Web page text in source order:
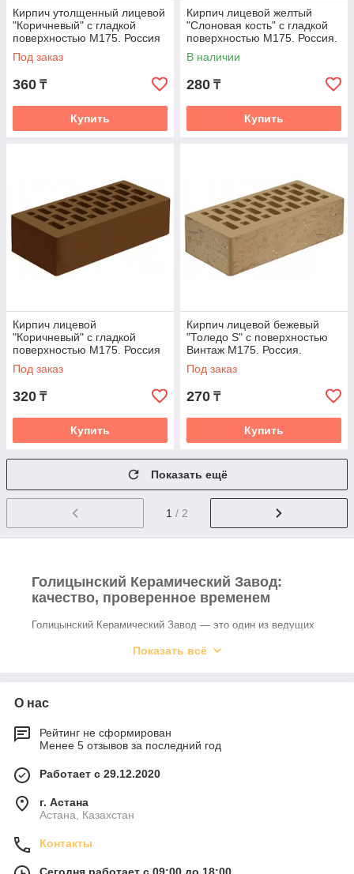
Кирпич утолщенный лицевой
"Коричневый" с гладкой
поверхностью М175. Россия
Под заказ
360 ₸
Купить
Кирпич лицевой желтый
"Слоновая кость" с гладкой
поверхностью М175. Россия.
В наличии
280 ₸
Купить
Кирпич лицевой
"Коричневый" с гладкой
поверхностью М175. Россия
Под заказ
320 ₸
Купить
Кирпич лицевой бежевый
"Толедо S" с поверхностью
Винтаж М175. Россия.
Под заказ
270 ₸
Купить
Показать ещё
1 / 2
Голицынский Керамический Завод:
качество, проверенное временем
Голицынский Керамический Завод — это один из ведущих
история которого насчитывает более 140 лет. С момента
с широкой географией поставок. Сегодня Голицынский
разнообразием продукции.
Продукция и ассортимент
Завод выпускает более 350 наименований продукции,
крупных строительных компаний. В ассортимент входят:
лицевой керамический кирпич одинарного и
полуторного формата;
Показать всё
О нас
Рейтинг не сформирован
Менее 5 отзывов за последний год
Работает с 29.12.2020
г. Астана
Астана, Казахстан
Контакты